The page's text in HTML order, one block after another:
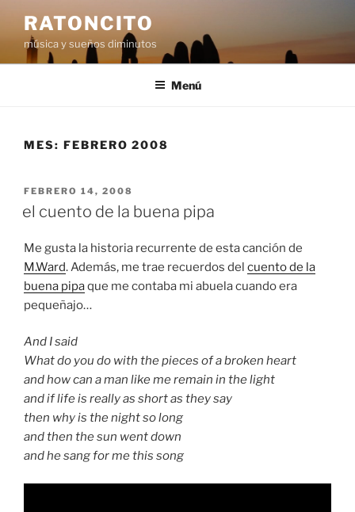
contenido
RATONCITO
música y sueños diminutos
Menú
MES: FEBRERO 2008
PUBLICADO
EL
FEBRERO 14, 2008
el cuento de la buena pipa
Me gusta la historia recurrente de esta canción de
M.Ward. Además, me trae recuerdos del cuento de la
buena pipaque me contaba mi abuela cuando era
pequeñajo…
And I said
What do you do with the pieces of a broken heart
and how can a man like me remain in the light
and if life is really as short as they say
then why is the night so long
and then the sun went down
and he sang for me this song